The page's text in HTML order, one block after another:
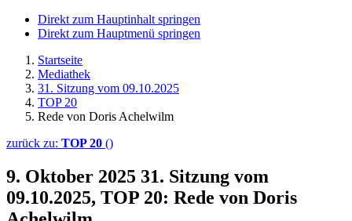
Direkt zum Hauptinhalt springen
Direkt zum Hauptmenü springen
Startseite
Mediathek
31. Sitzung vom 09.10.2025
TOP 20
Rede von Doris Achelwilm
zurück zu: TOP 20 ()
9. Oktober 2025 31. Sitzung vom
09.10.2025, TOP 20: Rede von Doris